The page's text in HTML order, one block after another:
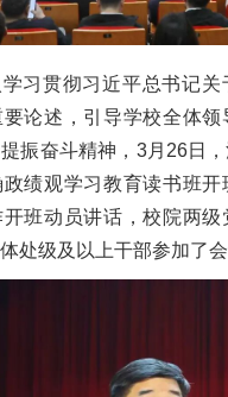
习贯彻习近平总书记关
论述，引导学校全体
振奋斗精神，3月26日
绩观学习教育读书班开
班动员讲话，校院两
处级及以上干部参加了会